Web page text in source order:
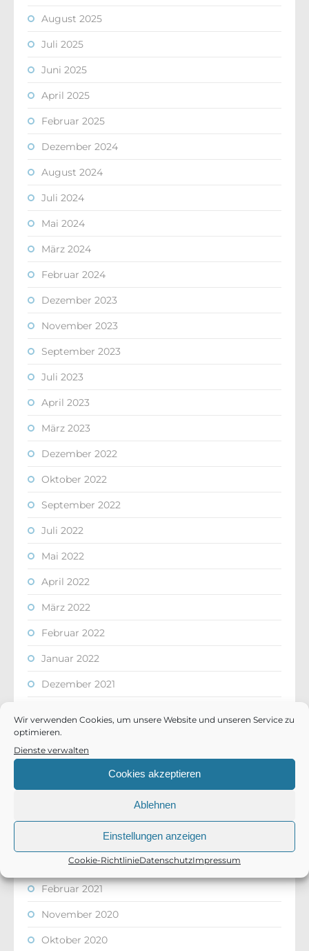
Wir verwenden Cookies, um unsere Website und unseren Service zu
optimieren.
Dienste verwalten
Cookies akzeptieren
Ablehnen
Einstellungen anzeigen
Cookie-RichtlinieDatenschutzImpressum
August 2025
Juli 2025
Juni 2025
April 2025
Februar 2025
Dezember 2024
August 2024
Juli 2024
Mai 2024
März 2024
Februar 2024
Dezember 2023
November 2023
September 2023
Juli 2023
April 2023
März 2023
Dezember 2022
Oktober 2022
September 2022
Juli 2022
Mai 2022
April 2022
März 2022
Februar 2022
Januar 2022
Dezember 2021
September 2021
August 2021
März 2021
Februar 2021
November 2020
Oktober 2020